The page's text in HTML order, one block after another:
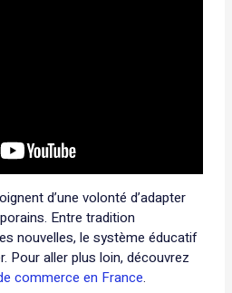
d’une volonté d’adapter
Entre tradition
nouvelles, le système éducatif
Pour aller plus loin, découvrez
commerce en France.